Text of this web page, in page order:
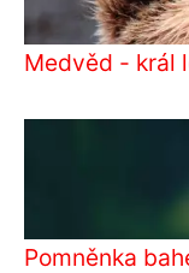
Medvěd - král
Pomněnka